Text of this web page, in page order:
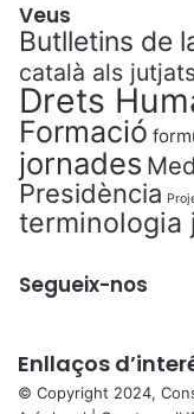
Veus
Butlletins de
català als
Drets
Formació
jornades
Presidència
terminologia
Segueix-nos
Enllaços
© Copyright 2024,